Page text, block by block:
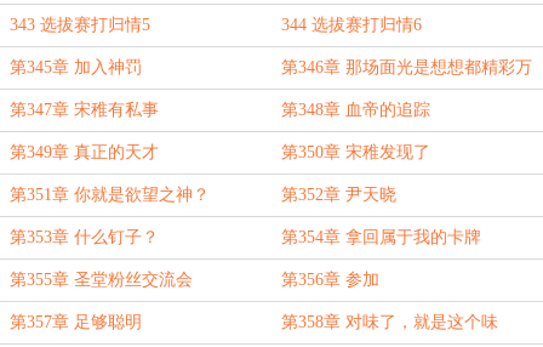
343 选拔赛打归情5 344 选拔赛打归情6
第345章 加入神罚 第346章 那场面光是想想都精彩万
分
第347章 宋稚有私事 第348章 血帝的追踪
第349章 真正的天才 第350章 宋稚发现了
第351章 你就是欲望之神？ 第352章 尹天晓
第353章 什么钉子？ 第354章 拿回属于我的卡牌
第355章 圣堂粉丝交流会 第356章 参加
第357章 足够聪明 第358章 对味了，就是这个味